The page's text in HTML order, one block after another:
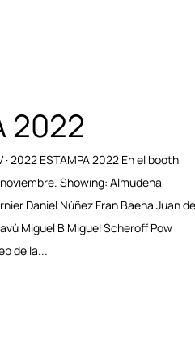
2022
· 2022 ESTAMPA 2022 En el booth
Showing: Almudena
Daniel Núñez Fran Baena Juan de
Miguel B Miguel Scheroff Pow
de la...